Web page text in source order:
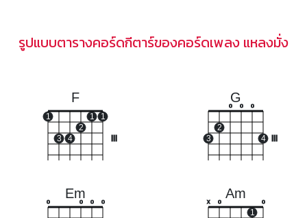
รูปแบบตารางคอร์ดกีตาร์ของคอร์ดเพลง แหลงมั่ง
F
1
3 4
2
1 1
G
3
2
o o o
4
Em
o o o o
Am
x o
1
o